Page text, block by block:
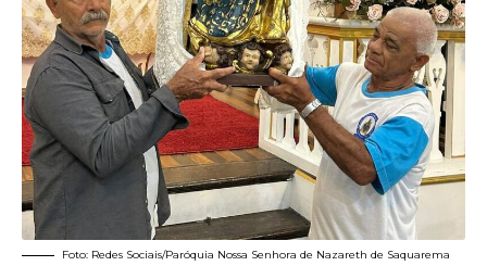
Foto: Redes Sociais/Paróquia Nossa Senhora de Nazareth de Saquarema